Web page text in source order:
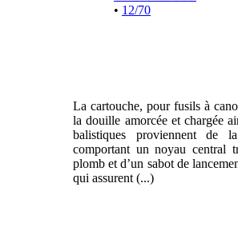
• 12/70
La cartouche, pour fusils à
la douille amorcée et chargée
balistiques proviennent de
comportant un noyau central
plomb et d’un sabot de
qui assurent (...)